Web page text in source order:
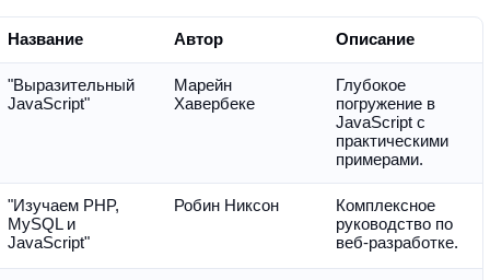
Название Автор Описание
"Выразительный
JavaScript"
Марейн
Хавербеке
Глубокое
погружение в
JavaScript с
практическими
примерами.
"Изучаем PHP,
MySQL и
JavaScript"
Робин Никсон
Комплексное
руководство по
веб-разработке.